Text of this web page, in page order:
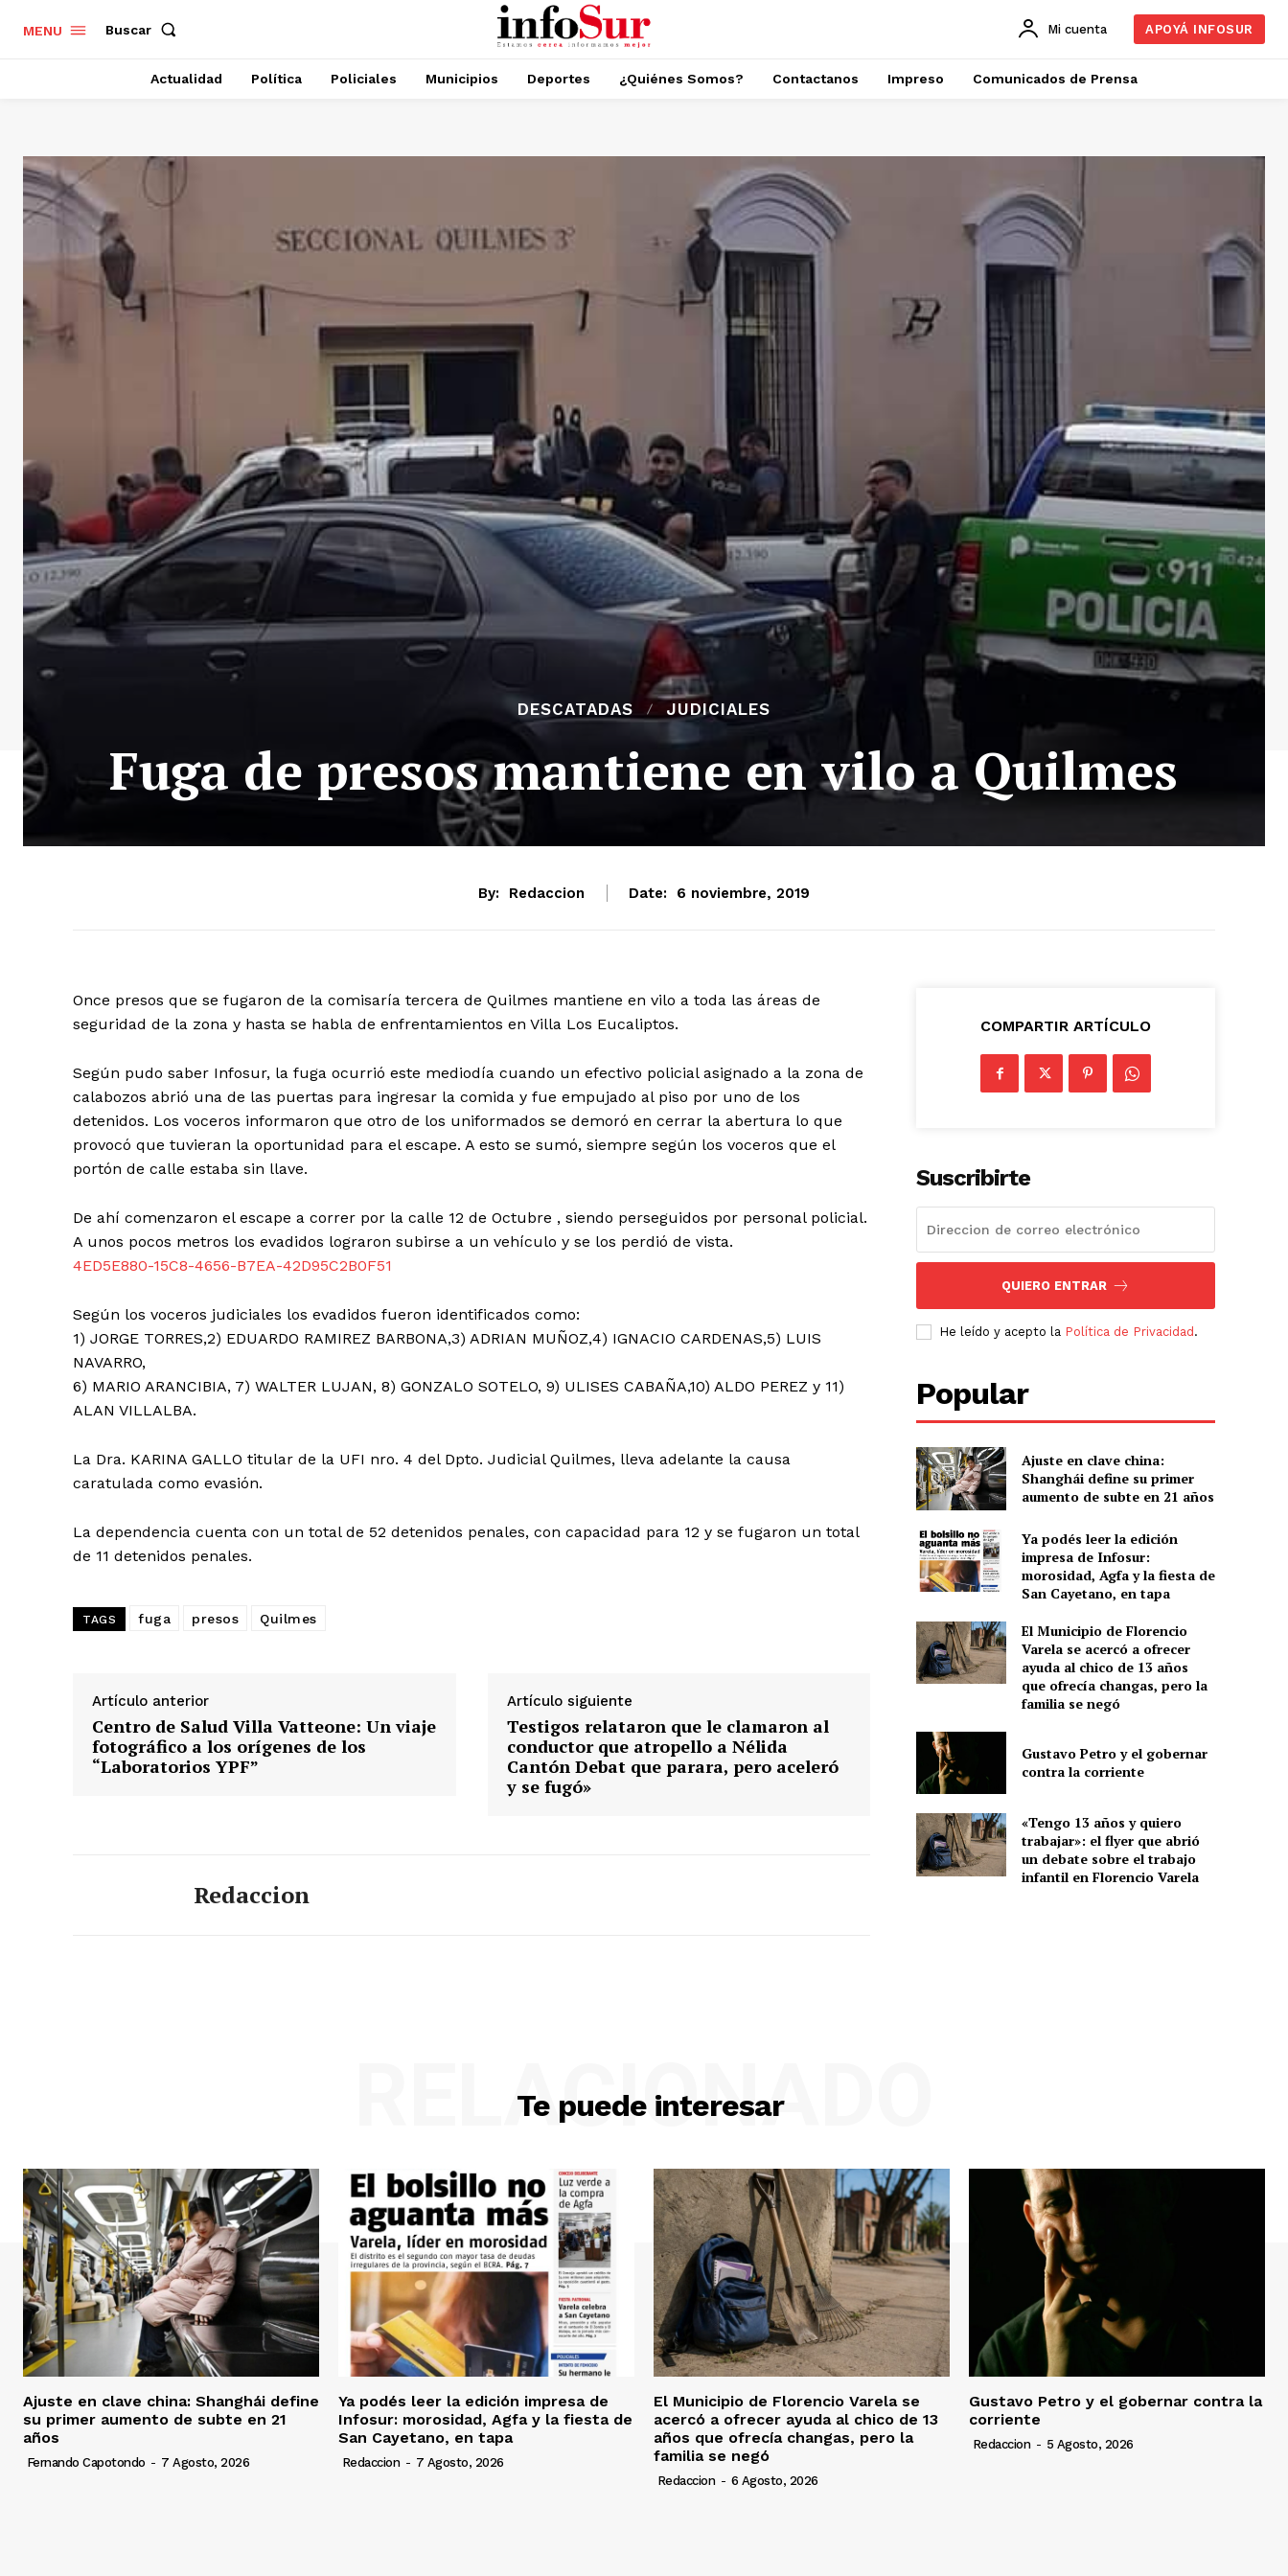
MENU Buscar Mi cuenta APOYÁ INFOSUR
Actualidad Política Policiales Municipios Deportes ¿Quiénes Somos? Contactanos Impreso Comunicados de Prensa
DESCATADAS JUDICIALES
Fuga de presos mantiene en vilo a Quilmes
By: Redaccion Date: 6 noviembre, 2019
Once presos que se fugaron de la comisaría tercera de Quilmes mantiene en vilo a toda las áreas de
seguridad de la zona y hasta se habla de enfrentamientos en Villa Los Eucaliptos.
Según pudo saber Infosur, la fuga ocurrió este mediodía cuando un efectivo policial asignado a la zona de
calabozos abrió una de las puertas para ingresar la comida y fue empujado al piso por uno de los
detenidos. Los voceros informaron que otro de los uniformados se demoró en cerrar la abertura lo que
provocó que tuvieran la oportunidad para el escape. A esto se sumó, siempre según los voceros que el
portón de calle estaba sin llave.
De ahí comenzaron el escape a correr por la calle 12 de Octubre , siendo perseguidos por personal policial.
A unos pocos metros los evadidos lograron subirse a un vehículo y se los perdió de vista.
4ED5E880-15C8-4656-B7EA-42D95C2B0F51
Según los voceros judiciales los evadidos fueron identificados como:
1) JORGE TORRES,2) EDUARDO RAMIREZ BARBONA,3) ADRIAN MUÑOZ,4) IGNACIO CARDENAS,5) LUIS
NAVARRO,
6) MARIO ARANCIBIA, 7) WALTER LUJAN, 8) GONZALO SOTELO, 9) ULISES CABAÑA,10) ALDO PEREZ y 11)
ALAN VILLALBA.
La Dra. KARINA GALLO titular de la UFI nro. 4 del Dpto. Judicial Quilmes, lleva adelante la causa
caratulada como evasión.
La dependencia cuenta con un total de 52 detenidos penales, con capacidad para 12 y se fugaron un total
de 11 detenidos penales.
TAGS fuga presos Quilmes
Artículo anterior
Centro de Salud Villa Vatteone: Un viaje
fotográfico a los orígenes de los
“Laboratorios YPF”
Artículo siguiente
Testigos relataron que le clamaron al
conductor que atropello a Nélida
Cantón Debat que parara, pero aceleró
y se fugó»
Redaccion
COMPARTIR ARTÍCULO
Suscribirte
QUIERO ENTRAR
He leído y acepto la Política de Privacidad .
Popular
Ajuste en clave china:
Shanghái define su primer
aumento de subte en 21 años
Ya podés leer la edición
impresa de Infosur:
morosidad, Agfa y la fiesta de
San Cayetano, en tapa
El Municipio de Florencio
Varela se acercó a ofrecer
ayuda al chico de 13 años
que ofrecía changas, pero la
familia se negó
Gustavo Petro y el gobernar
contra la corriente
«Tengo 13 años y quiero
trabajar»: el flyer que abrió
un debate sobre el trabajo
infantil en Florencio Varela
Te puede interesar
RELACIONADO
Ajuste en clave china: Shanghái define
su primer aumento de subte en 21
años
Fernando Capotondo - 7 Agosto, 2026
Ya podés leer la edición impresa de
Infosur: morosidad, Agfa y la fiesta de
San Cayetano, en tapa
Redaccion - 7 Agosto, 2026
El Municipio de Florencio Varela se
acercó a ofrecer ayuda al chico de 13
años que ofrecía changas, pero la
familia se negó
Redaccion - 6 Agosto, 2026
Gustavo Petro y el gobernar contra la
corriente
Redaccion - 5 Agosto, 2026